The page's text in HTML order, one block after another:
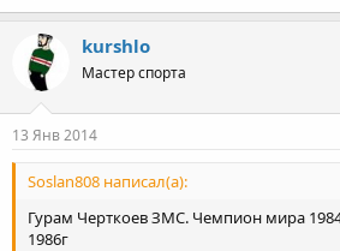
kurshlo
Мастер спорта
13 Янв 2014
Soslan808 написал(а):
Гурам Черткоев ЗМС. Чемпион мира
1986г